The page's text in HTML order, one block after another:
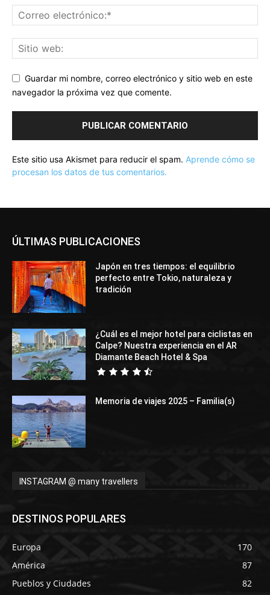
Guardar mi nombre, correo electrónico y sitio web en este
navegador la próxima vez que comente.
Este sitio usa Akismet para reducir el spam. Aprende cómo se
procesan los datos de tus comentarios.
ÚLTIMAS PUBLICACIONES
Japón en tres tiempos: el equilibrio
perfecto entre Tokio, naturaleza y
tradición
¿Cuál es el mejor hotel para ciclistas en
Calpe? Nuestra experiencia en el AR
Diamante Beach Hotel & Spa
Memoria de viajes 2025 – Familia(s)
INSTAGRAM @ many travellers
DESTINOS POPULARES
Europa
170
América
87
Pueblos y Ciudades
82